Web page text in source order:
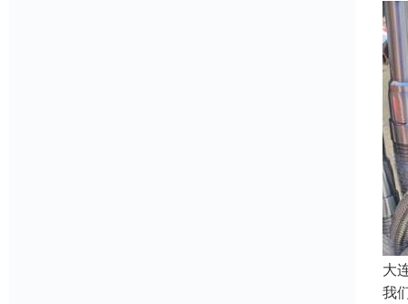
大
我